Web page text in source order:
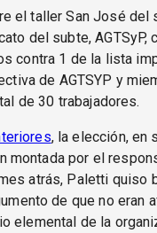
el taller San José del
del subte, AGTSyP,
contra 1 de la lista
de AGTSYP y
de 30 trabajadores.
, la elección, en
montada por el
atrás, Paletti
de que no eran
elemental de la